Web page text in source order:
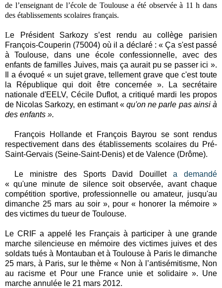
de l’enseignant de l’école de Toulouse a été observée à 11 h dans
des établissements scolaires français.
Le Président Sarkozy s’est rendu au collège parisien
François-Couperin (75004) où il a déclaré : «Ça s'est passé
à Toulouse, dans une école confessionnelle, avec des
enfants de familles Juives, mais ça aurait pu se passer ici ».
Il a évoqué « un sujet grave, tellement grave que c'est toute
la République qui doit être concernée ». La secrétaire
nationale d'EELV, Cécile Duflot, a critiqué mardi les propos
de Nicolas Sarkozy, en estimant «qu'on ne parle pas ainsi à
des enfants ».
François Hollande et François Bayrou se sont rendus
respectivement dans des établissements scolairesdu Pré-
Saint-Gervais (Seine-Saint-Denis) et de Valence (Drôme).
Le ministre des Sports David Douilleta demandé
« qu'une minute de silence soit observée, avant chaque
compétition sportive, professionnelle ou amateur, jusqu'au
dimanche 25 mars au soir », pour « honorer la mémoire »
des victimes du tueur de Toulouse.
Le CRIF a appelé les Français à participer à une grande
marche silencieuse en mémoire des victimes juives et des
soldats tués à Montauban et à Toulouse à Paris le dimanche
25 mars, à Paris, sur le thème « Non à l’antisémitisme, Non
au racisme et Pour une France unie et solidaire ». Une
marche annulée le 21 mars 2012.